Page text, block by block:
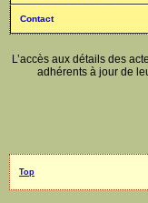
Contact
L’accès aux détails des
adhérents à jour de
Top